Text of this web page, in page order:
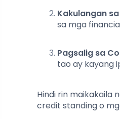
Kakulangan
sa mga
Pagsalig sa
tao ay kayang
Hindi rin maikakaila
credit standing o